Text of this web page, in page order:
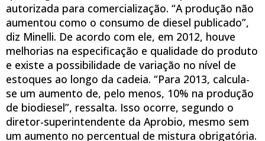
autorizada para comercialização. “A produção não
aumentou como o consumo de diesel publicado”,
diz Minelli. De acordo com ele, em 2012, houve
melhorias na especificação e qualidade do produto
e existe a possibilidade de variação no nível de
estoques ao longo da cadeia. “Para 2013, calcula-
se um aumento de, pelo menos, 10% na produção
de biodiesel”, ressalta. Isso ocorre, segundo o
diretor-superintendente da Aprobio, mesmo sem
um aumento no percentual de mistura obrigatória.